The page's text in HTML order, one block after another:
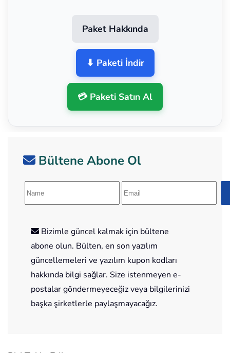
Paket Hakkında
⬇ Paketi İndir
💳 Paketi Satın Al
Bültene Abone Ol
Bizimle güncel kalmak için bültene
abone olun. Bülten, en son yazılım
güncellemeleri ve yazılım kupon kodları
hakkında bilgi sağlar. Size istenmeyen e-
postalar göndermeyeceğiz veya bilgilerinizi
başka şirketlerle paylaşmayacağız.